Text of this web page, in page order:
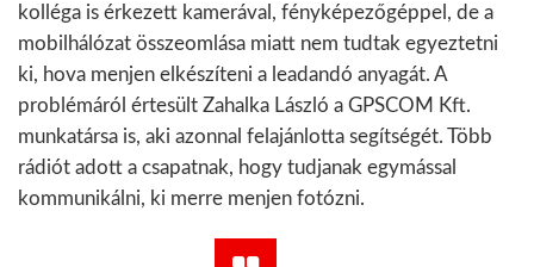
kolléga is érkezett kamerával, fényképezőgéppel, de a
mobilhálózat összeomlása miatt nem tudtak egyeztetni
ki, hova menjen elkészíteni a leadandó anyagát. A
problémáról értesült Zahalka László a GPSCOM Kft.
munkatársa is, aki azonnal felajánlotta segítségét. Több
rádiót adott a csapatnak, hogy tudjanak egymással
kommunikálni, ki merre menjen fotózni.